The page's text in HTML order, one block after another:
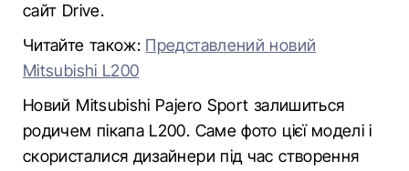
сайт Drive.
Читайте також: Представлений новий
Mitsubishi L200
Новий Mitsubishi Pajero Sport залишиться
родичем пікапа L200. Саме фото цієї моделі і
скористалися дизайнери під час створення